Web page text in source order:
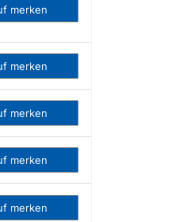
merken
merken
merken
merken
merken